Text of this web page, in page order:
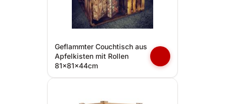
Geflammter Couchtisch aus
Apfelkisten mit Rollen
81x81x44cm